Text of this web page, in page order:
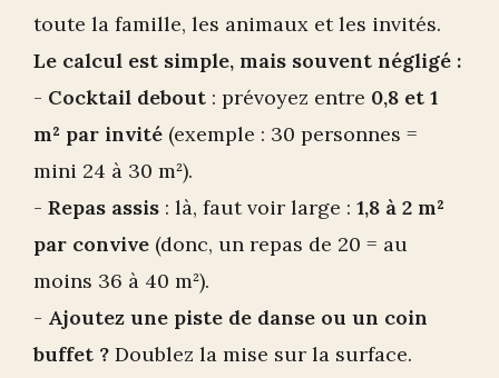
toute la famille, les animaux et les invités.
Le calcul est simple, mais souvent négligé :
- Cocktail debout : prévoyez entre 0,8 et 1
m² par invité (exemple : 30 personnes =
mini 24 à 30 m²).
- Repas assis : là, faut voir large : 1,8 à 2 m²
par convive (donc, un repas de 20 = au
moins 36 à 40 m²).
- Ajoutez une piste de danse ou un coin
buffet ? Doublez la mise sur la surface.